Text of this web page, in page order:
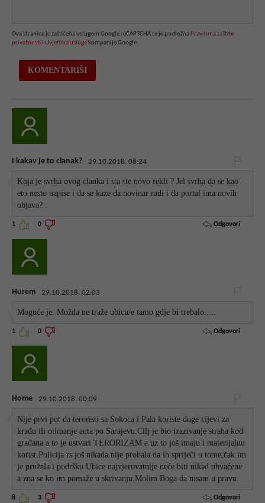
Ova stranica je zaštićena uslugom Google reCAPTCHA te je podložna Pravilima zaštite
privatnosti i Uvjetima usluge kompanije Google.
I kakav je to clanak? 29.10.2018. 08:24
Koja je svrha ovog clanka i sta ste novo rekli ? Jel svrha da se kao
eto nesto napise i da se kaze da novinar radi i da portal ima novih
objava? .
1 0 Odgovori
Hurem 29.10.2018. 02:03
Moguće je. Možda ne traže ubicu/e tamo gdje bi trebalo.....
1 0 Odgovori
Home 29.10.2018. 00:09
Nije prvi put da teroristi sa Sokoca i Pala koriste duge cijevi za
krađu ili otimanje auta po Sarajevu.Cilj je bio izazivanje straha kod
građana a to je ustvari TERORIZAM a uz to još imaju i materijalnu
korist.Policija rs još nikada nije probala da ih spriječi u tome,čak im
je pružala i podršku.Ubice najvjerovatnije neće biti nikad uhvaćene
a zna se ko im pomaže u skrivanju.Molim Boga da nisam u pravu.
8 3 Odgovori